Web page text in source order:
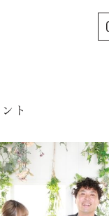
振袖・紋付袴レンタル
業袴レンタル
ト